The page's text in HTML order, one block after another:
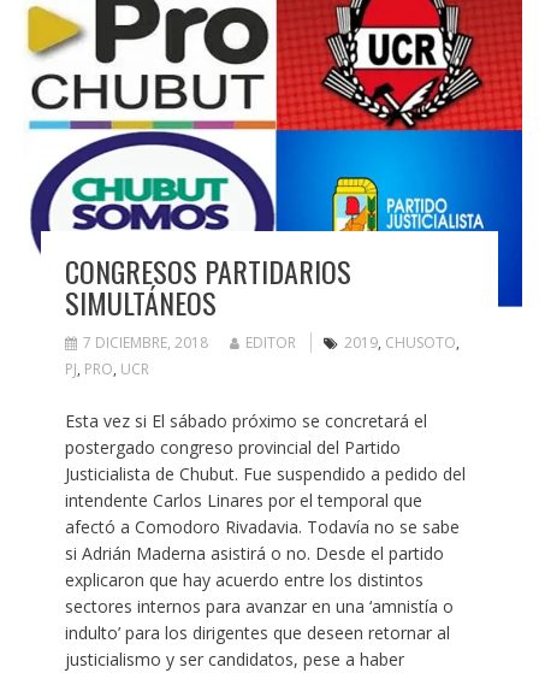
CONGRESOS PARTIDARIOS
SIMULTÁNEOS
7 DICIEMBRE, 2018 EDITOR 2019, CHUSOTO,
PJ, PRO, UCR
Esta vez si El sábado próximo se concretará el
postergado congreso provincial del Partido
Justicialista de Chubut. Fue suspendido a pedido del
intendente Carlos Linares por el temporal que
afectó a Comodoro Rivadavia. Todavía no se sabe
si Adrián Maderna asistirá o no. Desde el partido
explicaron que hay acuerdo entre los distintos
sectores internos para avanzar en una ‘amnistía o
indulto’ para los dirigentes que deseen retornar al
justicialismo y ser candidatos, pese a haber